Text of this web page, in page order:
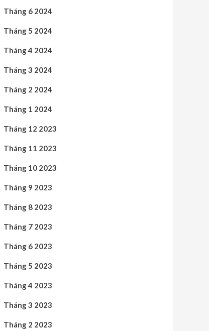
Tháng 6 2024
Tháng 5 2024
Tháng 4 2024
Tháng 3 2024
Tháng 2 2024
Tháng 1 2024
Tháng 12 2023
Tháng 11 2023
Tháng 10 2023
Tháng 9 2023
Tháng 8 2023
Tháng 7 2023
Tháng 6 2023
Tháng 5 2023
Tháng 4 2023
Tháng 3 2023
Tháng 2 2023